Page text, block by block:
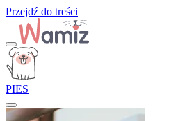
Przejdź do treści
PIES